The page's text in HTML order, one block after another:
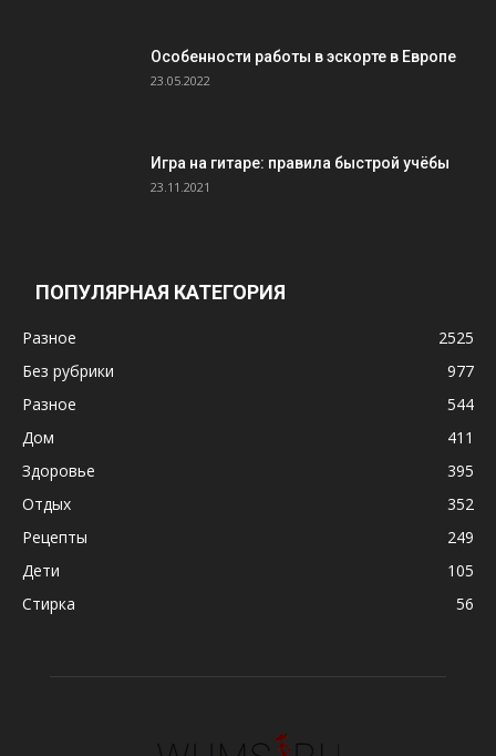
Особенности работы в эскорте в Европе
23.05.2022
Игра на гитаре: правила быстрой учёбы
23.11.2021
ПОПУЛЯРНАЯ КАТЕГОРИЯ
Разное
2525
Без рубрики
977
Разное
544
Дом
411
Здоровье
395
Отдых
352
Рецепты
249
Дети
105
Стирка
56